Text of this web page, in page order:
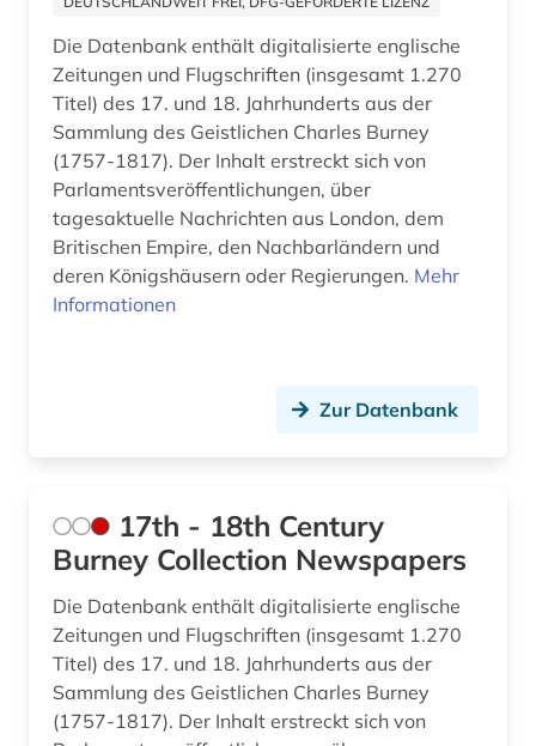
aschaffenburg (1)
asean (1)
asiatische studien (1)
asien (11)
asienforschung (4)
atomare bedrohung (1)
audio recordings (1)
audiodatei (2)
audioführung (1)
audiothek (1)
Die Datenbank enthält digitalisierte englische
Zeitungen und Flugschriften (insgesamt 1.270
Titel) des 17. und 18. Jahrhunderts aus der
Sammlung des Geistlichen Charles Burney
(1757-1817). Der Inhalt erstreckt sich von
Parlamentsveröffentlichungen, über
tagesaktuelle Nachrichten aus London, dem
Britischen Empire, den Nachbarländern und
deren Königshäusern oder Regierungen. Mehr
Informationen
Zur Datenbank
17th - 18th Century
Burney Collection Newspapers
Die Datenbank enthält digitalisierte englische
Zeitungen und Flugschriften (insgesamt 1.270
Titel) des 17. und 18. Jahrhunderts aus der
Sammlung des Geistlichen Charles Burney
(1757-1817). Der Inhalt erstreckt sich von